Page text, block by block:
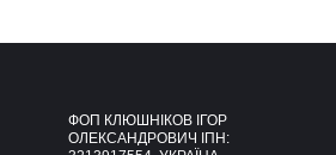
ФОП КЛЮШНІКОВ ІГОР
ОЛЕКСАНДРОВИЧ ІПН: